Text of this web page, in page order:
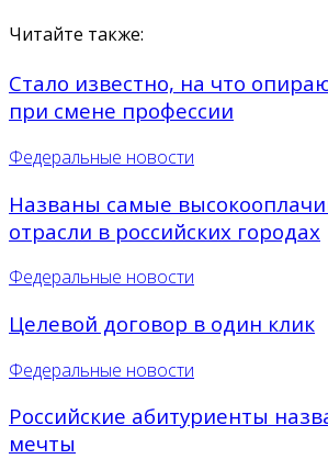
Читайте также:
Стало известно, на что
при смене профессии
Федеральные новости
Названы самые
отрасли в российских городах
Федеральные новости
Целевой договор в один клик
Федеральные новости
Российские абитуриенты
мечты